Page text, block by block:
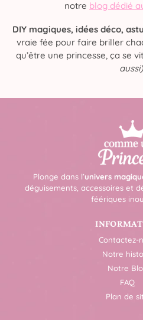
notre blog dédié
DIY magiques, idées déco,
vraie fée pour faire briller
qu’être une princesse, ça se
aussi)
Plonge dans l’univers
déguisements, accessoires et
féériques
Contactez-
Notre
Notre
FAQ
Plan de